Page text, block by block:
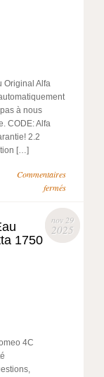
Original Alfa
à nous
CODE: Alfa
2.2
[…]
Commentaires
fermés
nov 29
2025
1750
4C